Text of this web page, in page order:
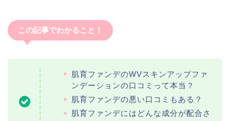
この記事でわかること！
肌育ファンデのWVスキンアップファ
ンデーションの口コミって本当？
肌育ファンデの悪い口コミもある？
肌育ファンデにはどんな成分が配合さ